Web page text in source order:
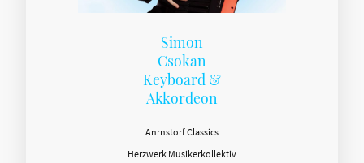
Simon
Csokan
Keyboard &
Akkordeon
Anrnstorf Classics
Herzwerk Musikerkollektiv